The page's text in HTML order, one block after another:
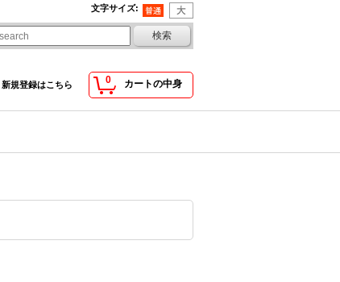
文字サイズ:
0 カートの中身
新規登録はこちら